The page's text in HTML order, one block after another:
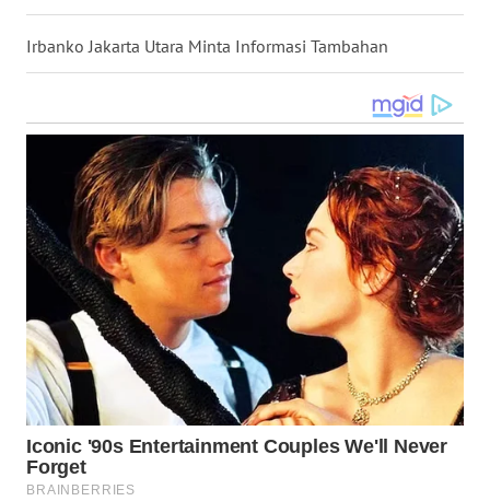
Irbanko Jakarta Utara Minta Informasi Tambahan
DAIRI
DANAU
NIAS
WN
LANGKAT
WN
TAPANULI
SELATAN
WN